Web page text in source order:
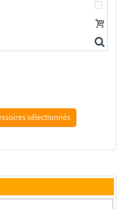
cyano 5K pour 3D...